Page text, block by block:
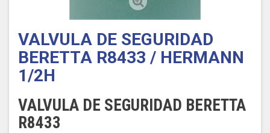
VALVULA DE SEGURIDAD
BERETTA R8433 / HERMANN
1/2H
VALVULA DE SEGURIDAD BERETTA
R8433